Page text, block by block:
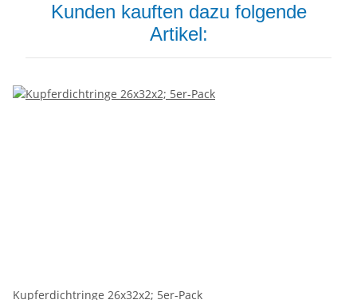
Kunden kauften dazu folgende
Artikel:
Kupferdichtringe 26x32x2; 5er-Pack